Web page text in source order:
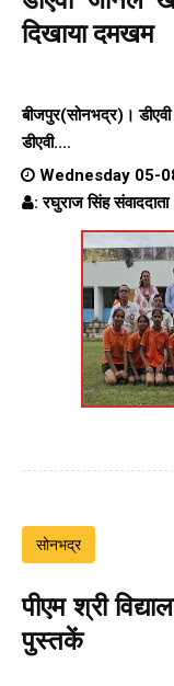
दिखाया दमखम
बीजपुर(सोनभद्र)।
डीएवी....
Wednesday 05-
: रघुराज सिंह संवाददाता
सोनभद्र
पीएम श्री
पुस्तकें